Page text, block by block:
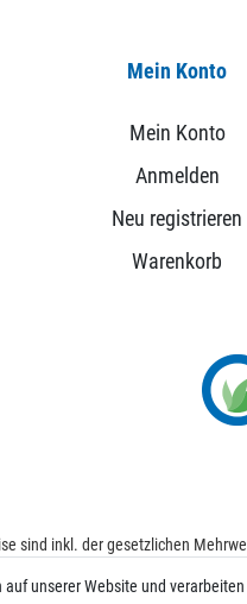
Mein Konto
Mein Konto
Anmelden
Neu registrieren
Warenkorb
sind inkl. der gesetzlichen
unserer Website und